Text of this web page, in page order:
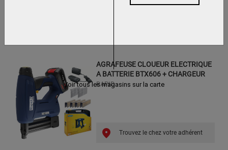
AGRAFEUSE CLOUEUR ELECTRIQUE
A BATTERIE BTX606 + CHARGEUR
RAPID
Trouvez le chez votre adhérent
Voir tous les magasins sur la carte